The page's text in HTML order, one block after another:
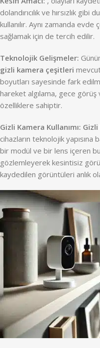
dolandırıcılık ve hırsızlık
kullanılır. Aynı zamanda evde
sağlamak için de tercih edilir.
Teknolojik Gelişmeler:
gizli kamera çeşitleri
boyutları sayesinde fark
hareket algılama, gece görüş
özelliklere sahiptir.
Gizli Kamera Kullanımı: Gizli
cihazların teknolojik yapısına
bir modül ve bir lens içeren
gözlemleyerek kesintisiz
kaydedilen görüntüleri anlık